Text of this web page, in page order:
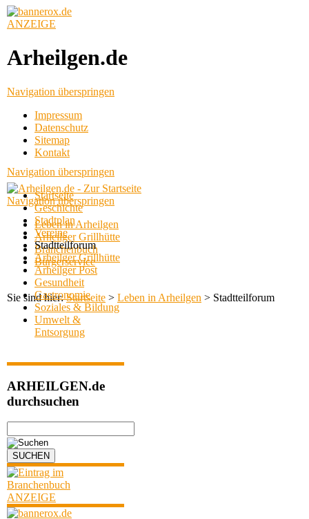
ANZEIGE
Arheilgen.de
Navigation überspringen
Impressum
Datenschutz
Sitemap
Kontakt
Navigation überspringen
Leben in Arheilgen
Arheilger Grillhütte
Branchenbuch
Bürgerservice
Sie sind hier:Startseite > Leben in Arheilgen > Stadtteilforum
Navigation überspringen
Startseite
Geschichte
Stadtplan
Vereine
Stadtteilforum
Arheilger Grillhütte
Arheilger Post
Gesundheit
Gastronomie
Soziales & Bildung
Umwelt &
Entsorgung
ARHEILGEN.de
durchsuchen
ANZEIGE